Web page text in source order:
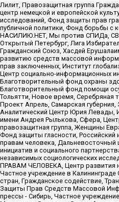
Лилит, Правозащитная группа
центр немецкой и европейской
исследований, Фонд защиты прав
публичной политики, Фонд борьбы с
НАСИЛИЮ.НЕТ, Мы против СПИДа,
Открытый Петербург, Лига
Гражданский Союз, Хасдей
развитию средств массовой
прав заключенных, Институт
Центр социально-информационных
Благотворительный фонд охраны
Благотворительный фонд помощи
Тольятти, Новое время, Серебряная
Проект Апрель, Самарская
Аналитический Центр Юрия Левады,
имени Андрея Рылькова, Сфера,
правозащитная группа, Женщины
Фонд защиты гласности, Российский
правам человека, Дальневосточный
инициатив и социального
независимых социологических
ПРАВАМ ЧЕЛОВЕКА, Центр развития
Частное учреждение в
стран, Гражданское содействие,
Защиты Прав Средств Массовой
прессы - Сибирь, Частное